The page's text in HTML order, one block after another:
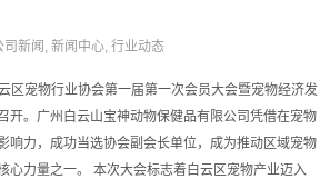
司新闻 ,新闻中心,行业动态
区宠物行业协会第一届第一次会员大会暨宠物经济发
开。广州白云山宝神动物保健品有限公司凭借在宠物
响力，成功当选协会副会长单位，成为推动区域宠物
心力量之一。 本次大会标志着白云区宠物产业迈入